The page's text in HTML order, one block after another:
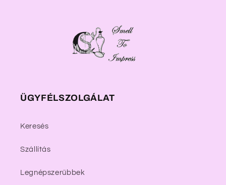
ÜGYFÉLSZOLGÁLAT
Keresés
Szállítás
Legnépszerűbbek